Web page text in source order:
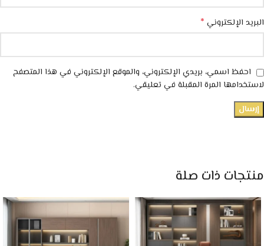
البريد الإلكتروني *
احفظ اسمي، بريدي الإلكتروني، والموقع الإلكتروني في هذا المتصفح
لاستخدامها المرة المقبلة في تعليقي.
منتجات ذات صلة